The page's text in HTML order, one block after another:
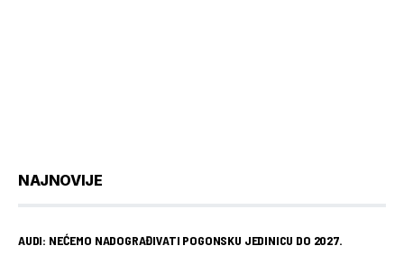
NAJNOVIJE
AUDI: NEĆEMO NADOGRAĐIVATI POGONSKU JEDINICU DO 2027.